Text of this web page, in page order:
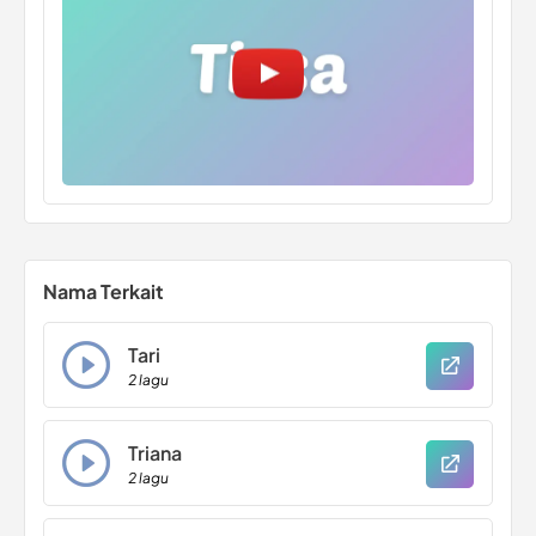
Nama Terkait
Tari
2 lagu
Triana
2 lagu